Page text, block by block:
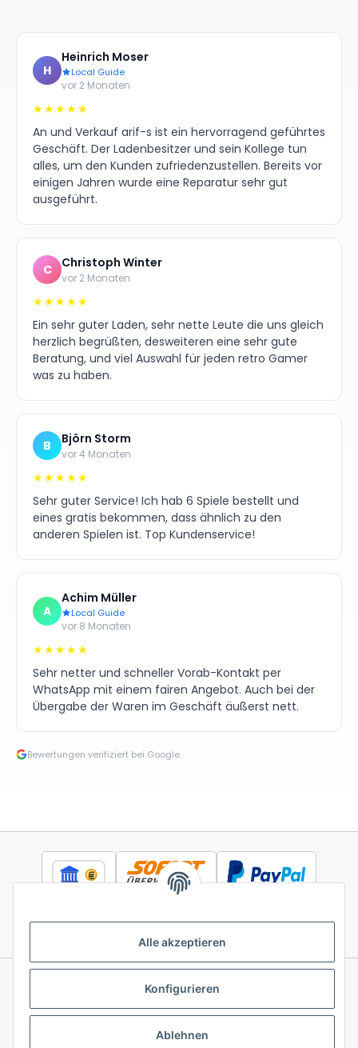
Alle akzeptieren
Konfigurieren
Ablehnen
H
Heinrich Moser
Local Guide
vor 2 Monaten
★★★★★
An und Verkauf arif-s ist ein hervorragend geführtes
Geschäft. Der Ladenbesitzer und sein Kollege tun
alles, um den Kunden zufriedenzustellen. Bereits vor
einigen Jahren wurde eine Reparatur sehr gut
ausgeführt.
C Christoph Winter
vor 2 Monaten
★★★★★
Ein sehr guter Laden, sehr nette Leute die uns gleich
herzlich begrüßten, desweiteren eine sehr gute
Beratung, und viel Auswahl für jeden retro Gamer
was zu haben.
B Björn Storm
vor 4 Monaten
★★★★★
Sehr guter Service! Ich hab 6 Spiele bestellt und
eines gratis bekommen, dass ähnlich zu den
anderen Spielen ist. Top Kundenservice!
A
Achim Müller
Local Guide
vor 8 Monaten
★★★★★
Sehr netter und schneller Vorab-Kontakt per
WhatsApp mit einem fairen Angebot. Auch bei der
Übergabe der Waren im Geschäft äußerst nett.
Bewertungen verifiziert bei Google
Informationen